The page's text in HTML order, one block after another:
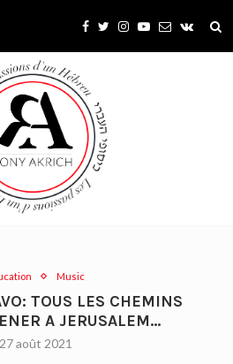
Music
TOUS LES CHEMINS
A JERUSALEM…
27 août 2021